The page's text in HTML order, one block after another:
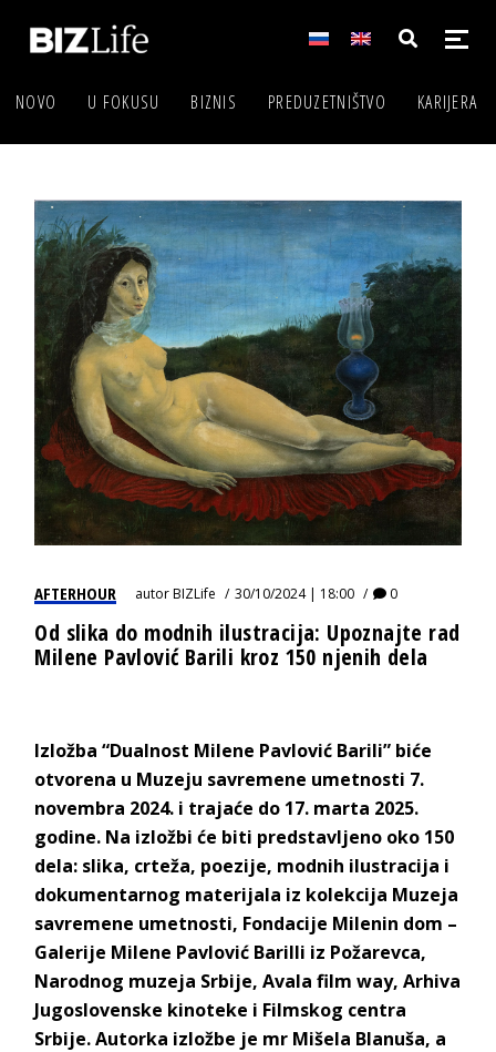
NOVO U FOKUSU BIZNIS PREDUZETNIŠTVO KARIJERA
AFTERHOUR autorBIZLife 30/10/2024 | 18:00 0
Od slika do modnih ilustracija: Upoznajte rad
Milene Pavlović Barili kroz 150 njenih dela
Izložba “Dualnost Milene Pavlović Barili” biće
otvorena u Muzeju savremene umetnosti 7.
novembra 2024. i trajaće do 17. marta 2025.
godine. Na izložbi će biti predstavljeno oko 150
dela: slika, crteža, poezije, modnih ilustracija i
dokumentarnog materijala iz kolekcija Muzeja
savremene umetnosti, Fondacije Milenin dom –
Galerije Milene Pavlović Barilli iz Požarevca,
Narodnog muzeja Srbije, Avala film way, Arhiva
Jugoslovenske kinoteke i Filmskog centra
Srbije. Autorka izložbe je mr Mišela Blanuša, a